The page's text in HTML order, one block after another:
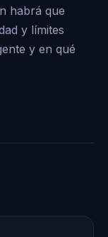
habrá que
y límites
y en qué